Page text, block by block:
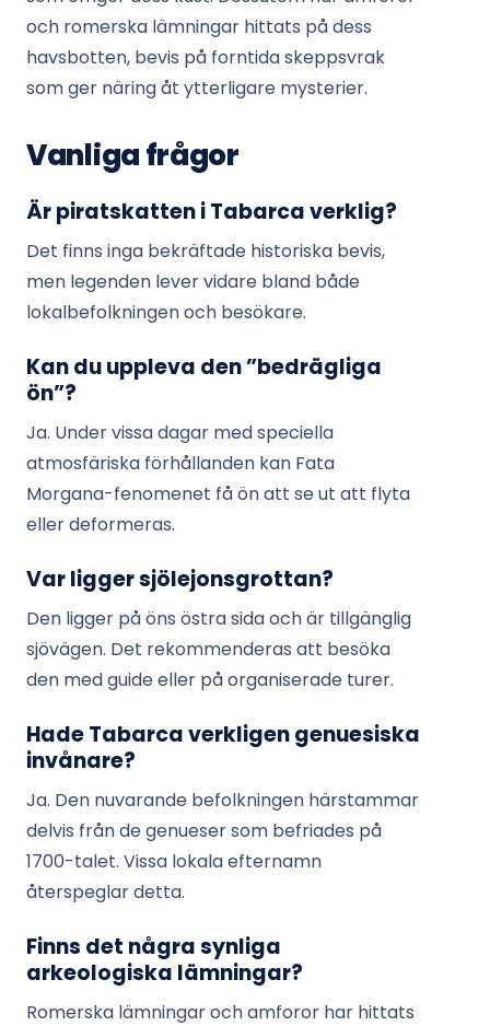
och romerska lämningar hittats på dess
havsbotten, bevis på forntida skeppsvrak
som ger näring åt ytterligare mysterier.
Vanliga frågor
Är piratskatten i Tabarca verklig?
Det finns inga bekräftade historiska bevis,
men legenden lever vidare bland både
lokalbefolkningen och besökare.
Kan du uppleva den ”bedrägliga
ön”?
Ja. Under vissa dagar med speciella
atmosfäriska förhållanden kan Fata
Morgana-fenomenet få ön att se ut att flyta
eller deformeras.
Var ligger sjölejonsgrottan?
Den ligger på öns östra sida och är tillgänglig
sjövägen. Det rekommenderas att besöka
den med guide eller på organiserade turer.
Hade Tabarca verkligen genuesiska
invånare?
Ja. Den nuvarande befolkningen härstammar
delvis från de genueser som befriades på
1700-talet. Vissa lokala efternamn
återspeglar detta.
Finns det några synliga
arkeologiska lämningar?
Romerska lämningar och amforor har hittats